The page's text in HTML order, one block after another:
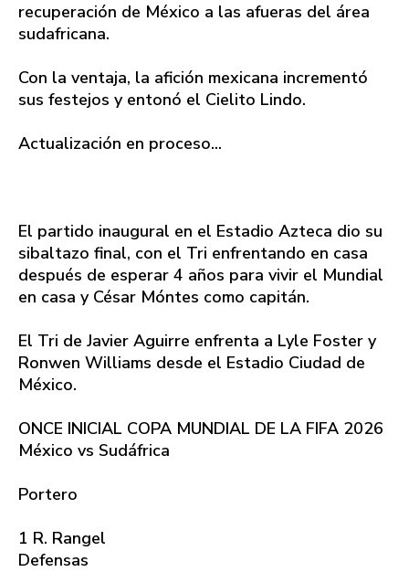
recuperación de México a las afueras del área
sudafricana.
Con la ventaja, la afición mexicana incrementó
sus festejos y entonó el Cielito Lindo.
Actualización en proceso...
El partido inaugural en el Estadio Azteca dio su
sibaltazo final, con el Tri enfrentando en casa
después de esperar 4 años para vivir el Mundial
en casa y César Móntes como capitán.
El Tri de Javier Aguirre enfrenta a Lyle Foster y
Ronwen Williams desde el Estadio Ciudad de
México.
ONCE INICIAL COPA MUNDIAL DE LA FIFA 2026
México vs Sudáfrica
Portero
1 R. Rangel
Defensas